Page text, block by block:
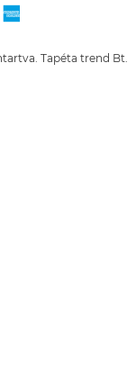
Tapéta trend Bt.